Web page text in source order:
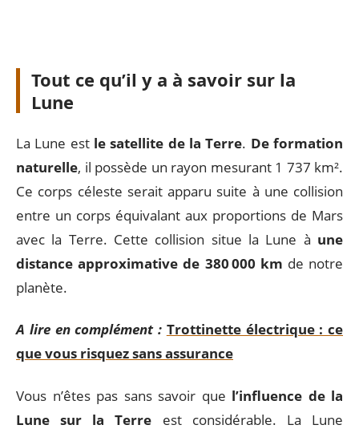
Tout ce qu’il y a à savoir sur la
Lune
La Lune estle satellite de la Terre. De formation
naturelle, il possède un rayon mesurant 1 737 km².
Ce corps céleste serait apparu suite à une collision
entre un corps équivalant aux proportions de Mars
avec la Terre. Cette collision situe la Lune à une
distance approximative de 380 000 km de notre
planète.
A lire en complément : Trottinette électrique : ce
que vous risquez sans assurance
Vous n’êtes pas sans savoir que l’influence de la
Lune sur la Terre est considérable. La Lune